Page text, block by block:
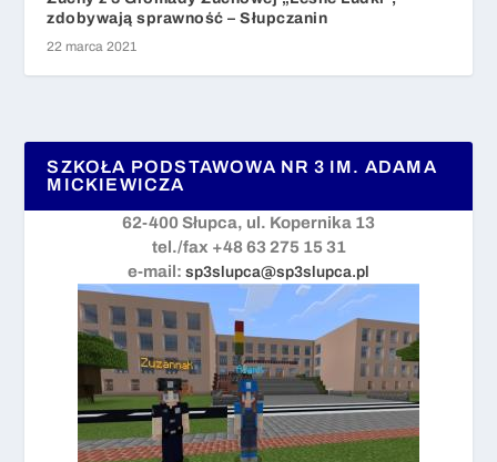
zdobywają sprawność – Słupczanin
22 marca 2021
SZKOŁA PODSTAWOWA NR 3 IM. ADAMA
MICKIEWICZA
62-400 Słupca, ul. Kopernika 13
tel./fax +48 63 275 15 31
e-mail: sp3slupca@sp3slupca.pl